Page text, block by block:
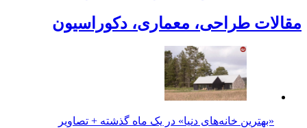
مقالات طراحی، معماری، دکوراسیون
«بهترین خانه‌های دنیا» در یک ماه گذشته + تصاویر